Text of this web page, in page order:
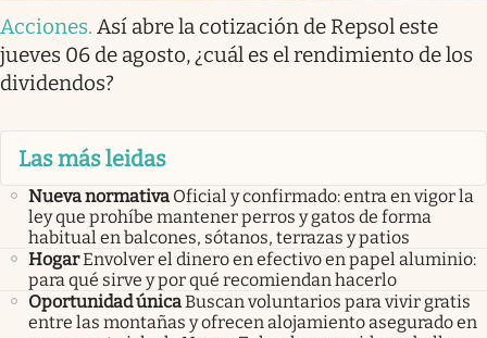
Acciones. Así abre la cotización de Repsol este
jueves 06 de agosto, ¿cuál es el rendimiento de los
dividendos?
Las más leidas
Nueva normativa Oficial y confirmado: entra en vigor la
ley que prohíbe mantener perros y gatos de forma
habitual en balcones, sótanos, terrazas y patios
HogarEnvolver el dinero en efectivo en papel aluminio:
para qué sirve y por qué recomiendan hacerlo
Oportunidad únicaBuscan voluntarios para vivir gratis
entre las montañas y ofrecen alojamiento asegurado en